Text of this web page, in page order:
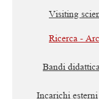
Visiting
Ricerca -
Bandi
Incarichi esterni